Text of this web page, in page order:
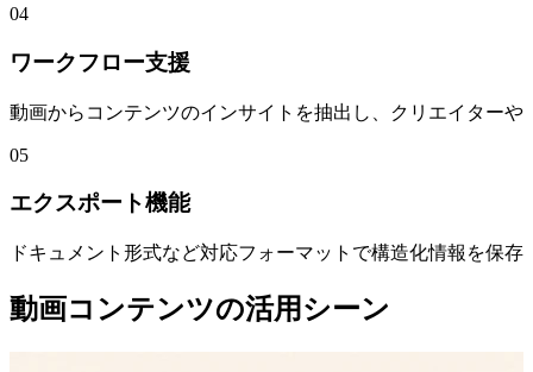
04
ワークフロー支援
動画からコンテンツのインサイトを抽出し、クリエイター
05
エクスポート機能
ドキュメント形式など対応フォーマットで構造化情報を保
動画コンテンツの活用シーン